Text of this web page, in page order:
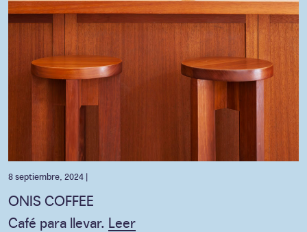
8 septiembre, 2024 |
ONIS COFFEE
Café para llevar. Leer